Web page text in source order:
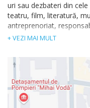
uri sau dezbateri din
teatru, film, literatură,
antreprenoriat,
Seara te poți lăsa fără
Meniul muzical
materie de Disco,
construit pentru a
este de a instiga atât la
+ VEZI MAI MULT